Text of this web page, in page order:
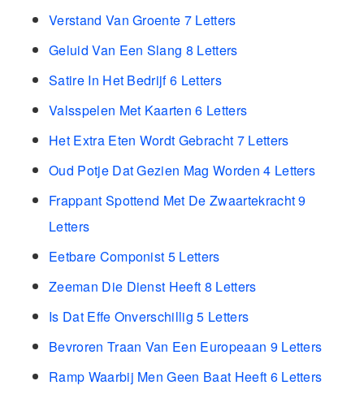
Verstand Van Groente 7 Letters
Geluid Van Een Slang 8 Letters
Satire In Het Bedrijf 6 Letters
Valsspelen Met Kaarten 6 Letters
Het Extra Eten Wordt Gebracht 7 Letters
Oud Potje Dat Gezien Mag Worden 4 Letters
Frappant Spottend Met De Zwaartekracht 9
Letters
Eetbare Componist 5 Letters
Zeeman Die Dienst Heeft 8 Letters
Is Dat Effe Onverschillig 5 Letters
Bevroren Traan Van Een Europeaan 9 Letters
Ramp Waarbij Men Geen Baat Heeft 6 Letters